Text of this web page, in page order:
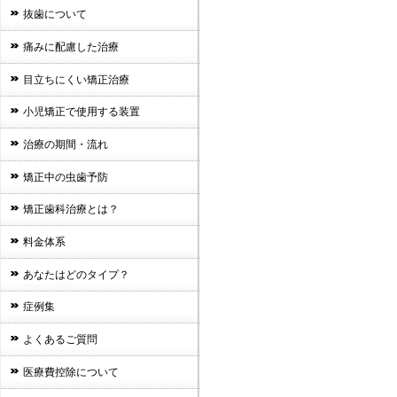
抜歯について
痛みに配慮した治療
目立ちにくい矯正治療
小児矯正で使用する装置
治療の期間・流れ
矯正中の虫歯予防
矯正歯科治療とは？
料金体系
あなたはどのタイプ？
症例集
よくあるご質問
医療費控除について